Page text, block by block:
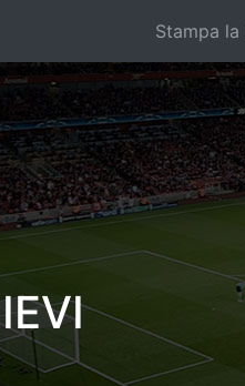
Stampa la